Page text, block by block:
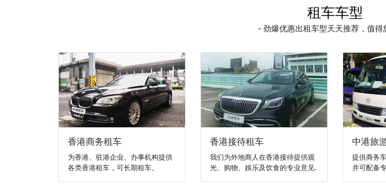
租车车型
- 劲爆优惠出租车型天天推荐，值得
香港商务租车
为香港、驻港企业、办事机构提供
各类香港租车，可长期租车。
香港接待租车
我们为外地商人在香港接待提供观
光、购物、娛乐及饮食的专业意见.
中港旅
提供商务
并可配备